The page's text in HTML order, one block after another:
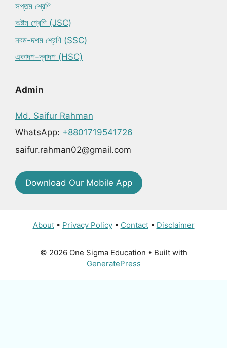
সপ্তম শ্রেণি
অষ্টম শ্রেণি (JSC)
নবম-দশম শ্রেণি (SSC)
একাদশ-দ্বাদশ (HSC)
Admin
Md. Saifur Rahman
WhatsApp: +8801719541726
saifur.rahman02@gmail.com
Download Our Mobile App
About• Privacy Policy• Contact• Disclaimer
© 2026 One Sigma Education • Built with
GeneratePress